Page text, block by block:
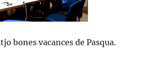
bones vacances de Pasqua.